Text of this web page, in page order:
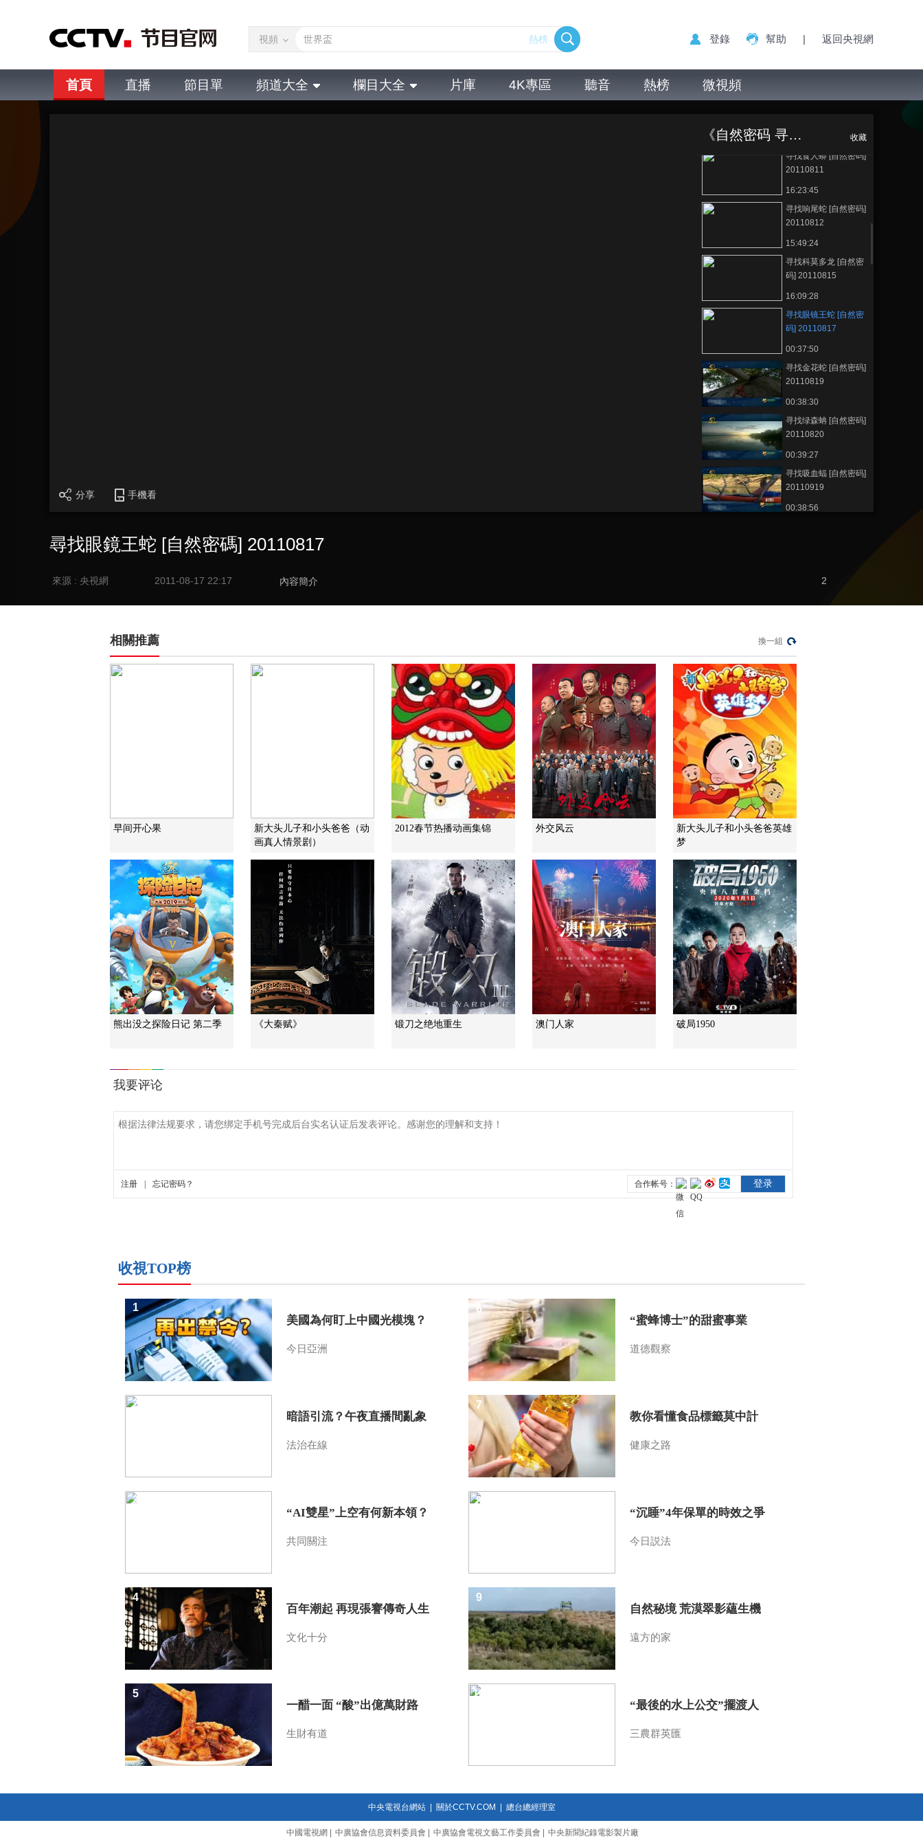
視頻 熱榜 登錄 幫助 | 返回央視網
首頁 直播 節目單 頻道大全 欄目大全 片庫 4K專區 聽音 熱榜 微視頻
分享 手機看
《自然密码 寻找》 收藏
寻找食人蟒 [自然密码]
00:38:01
寻找食人蟒 [自然密码]
20110811
16:23:45
寻找响尾蛇 [自然密码]
20110812
15:49:24
寻找科莫多龙 [自然密
码] 20110815
16:09:28
寻找眼镜王蛇 [自然密
码] 20110817
00:37:50
寻找金花蛇 [自然密码]
20110819
00:38:30
寻找绿森蚺 [自然密码]
20110820
00:39:27
寻找吸血蝠 [自然密码]
20110919
00:38:56
今日亞洲
暗語引流？午夜直播
間亂象
法治在線
“AI雙星”上空有何新本
領？
共同關注
一醋一面 “酸”出億萬
財路
道德觀察
教你看懂食品標籤莫
中計
健康之路
“沉睡”4年保單的時效
之爭
今日説法
遠方的家
尋找眼鏡王蛇 [自然密碼] 20110817
來源 : 央視網 2011-08-17 22:17 內容簡介 2
相關推薦 換一組
早间开心果
新大头儿子和小头爸爸（动
画真人情景剧）
2012春节热播动画集锦 外交风云
新大头儿子和小头爸爸英雄
梦
熊出没之探险日记 第二季 《大秦赋》 锻刀之绝地重生 澳门人家 破局1950
收視TOP榜
美國為何盯上中國光模塊？
今日亞洲
1
暗語引流？午夜直播間亂象
法治在線
2
“AI雙星”上空有何新本領？
共同關注
3
百年潮起 再現張謇傳奇人生
文化十分
4
一醋一面 “酸”出億萬財路
生財有道
5
“蜜蜂博士”的甜蜜事業
道德觀察
6
教你看懂食品標籤莫中計
健康之路
7
“沉睡”4年保單的時效之爭
今日説法
8
自然秘境 荒漠翠影蘊生機
遠方的家
9
“最後的水上公交”擺渡人
三農群英匯
10
中央電視台網站| 關於CCTV.COM 總台總經理室
中國電視網 中廣協會信息資料委員會 中廣協會電視文藝工作委員會 中央新聞紀錄電影製片廠